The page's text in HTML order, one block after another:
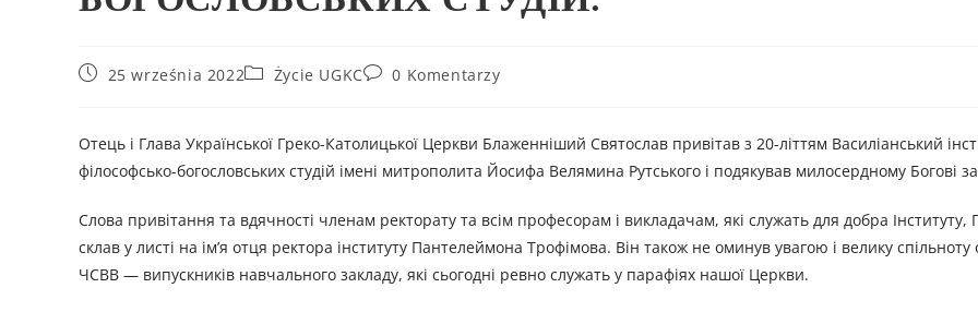
25 września 2022 Życie UGKC 0 Komentarzy
Отець і Глава Української Греко-Католицької Церкви Блаженніший Святослав привітав з 20-літтям Василіанський
філософсько-богословських студій імені митрополита Йосифа Велямина Рутського і подякував милосердному Богові за
Слова привітання та вдячності членам ректорату та всім професорам і викладачам, які служать для добра Інституту,
склав у листі на ім’я отця ректора інституту Пантелеймона Трофімова. Він також не оминув увагою і велику спільноту
ЧСВВ — випускників навчального закладу, які сьогодні ревно служать у парафіях нашої Церкви.